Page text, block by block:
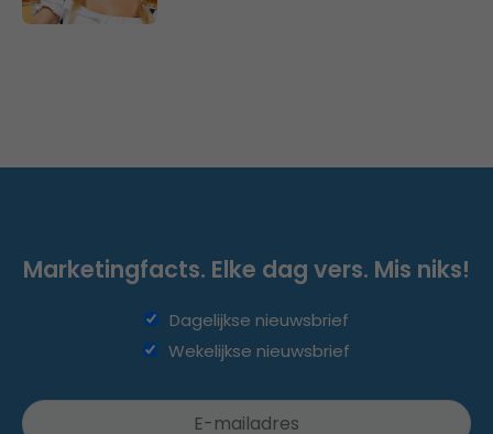
Marketingfacts. Elke dag vers. Mis niks!
Dagelijkse nieuwsbrief
Wekelijkse nieuwsbrief